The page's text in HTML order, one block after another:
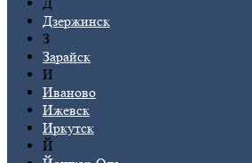
Д
Дзержинск
З
Зарайск
И
Иваново
Ижевск
Иркутск
Й